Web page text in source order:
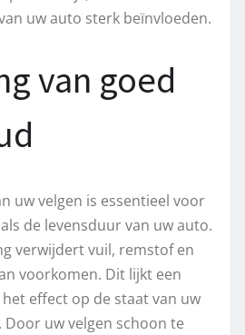
uw auto sterk beïnvloeden.
van goed
uw velgen is essentieel voor
de levensduur van uw auto.
verwijdert vuil, remstof en
voorkomen. Dit lijkt een
effect op de staat van uw
Door uw velgen schoon te